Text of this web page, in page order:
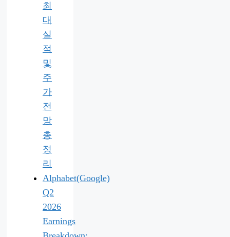
최
대
실
적
및
주
가
전
망
총
정
리
Alphabet(Google)
Q2
2026
Earnings